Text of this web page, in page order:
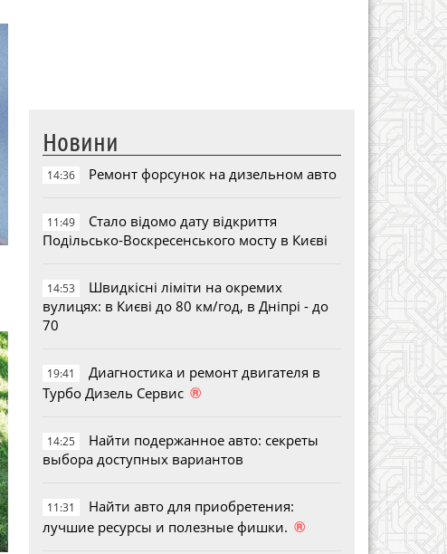
Новини
14:36 Ремонт форсунок на дизельном авто
11:49
Стало відомо дату відкриття
Подільсько-Воскресенського мосту в Києві
14:53
Швидкісні ліміти на окремих
вулицях: в Києві до 80 км/год, в Дніпрі - до
70
19:41
Диагностика и ремонт двигателя в
Турбо Дизель Сервис ®
14:25
Найти подержанное авто: секреты
выбора доступных вариантов
11:31
Найти авто для приобретения:
лучшие ресурсы и полезные фишки. ®